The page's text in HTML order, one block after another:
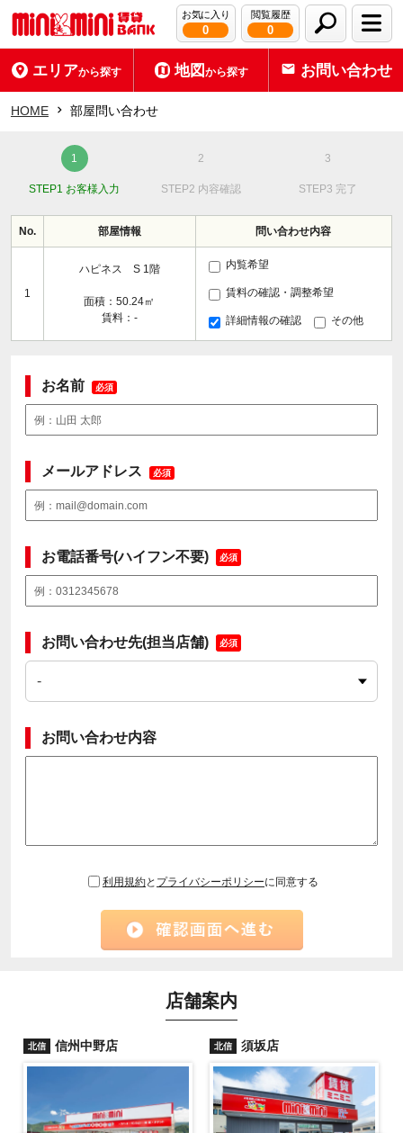
お気に入り
0
閲覧履歴
0
エリアから探す 地図から探す お問い合わせ
HOME 部屋問い合わせ
STEP1 お客様入力 STEP2 内容確認 STEP3 完了
No. 部屋情報 問い合わせ内容
1
ハピネス S 1階
面積：50.24㎡
賃料：-
内覧希望
賃料の確認・調整希望
詳細情報の確認 その他
お名前 必須
メールアドレス 必須
お電話番号(ハイフン不要) 必須
お問い合わせ先(担当店舗) 必須
お問い合わせ内容
利用規約と プライバシーポリシーに同意する
店舗案内
北信 信州中野店 北信 須坂店